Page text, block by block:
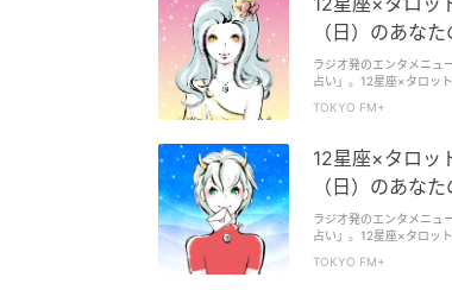
（日）のあな
ラジオ発のエンタメニュ
占い」。12星座×タロッ
TOKYO FM+
12星座×タロッ
（日）のあな
ラジオ発のエンタメニュ
占い」。12星座×タロッ
TOKYO FM+